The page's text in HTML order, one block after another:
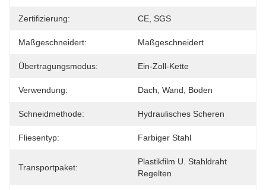
Zertifizierung: CE, SGS
Maßgeschneidert: Maßgeschneidert
Übertragungsmodus: Ein-Zoll-Kette
Verwendung: Dach, Wand, Boden
Schneidmethode: Hydraulisches Scheren
Fliesentyp: Farbiger Stahl
Transportpaket:
Plastikfilm U. Stahldraht
Regelten